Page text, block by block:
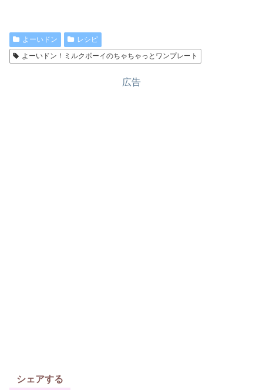
よーいドン
レシピ
よーいドン！ミルクボーイのちゃちゃっとワンプレート
広告
シェアする